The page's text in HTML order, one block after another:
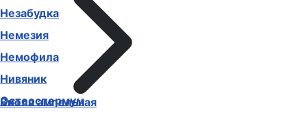
Виола ампельная
Незабудка
Немезия
Немофила
Нивяник
Остеоспермум